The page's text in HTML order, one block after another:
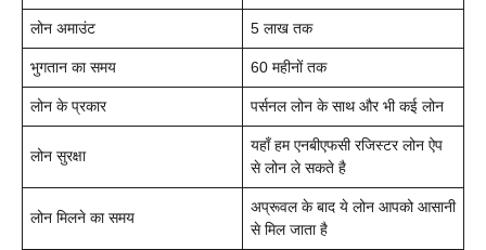
लोन अमाउंट 5 लाख तक
भुगतान का समय 60 महीनों तक
लोन के प्रकार पर्सनल लोन के साथ और भी कई लोन
लोन सुरक्षा
यहाँ हम एनबीएफसी रजिस्टर लोन ऐप
से लोन ले सकते है
लोन मिलने का समय
अप्रूवल के बाद ये लोन आपको आसानी
से मिल जाता है